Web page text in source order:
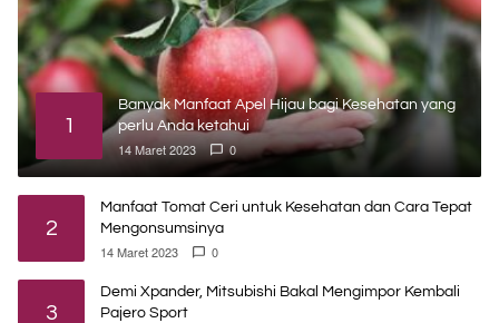
1
Banyak Manfaat Apel Hijau bagi Kesehatan yang
perlu Anda ketahui
14 Maret 2023 0
2
Manfaat Tomat Ceri untuk Kesehatan dan Cara Tepat
Mengonsumsinya
14 Maret 2023 0
3
Demi Xpander, Mitsubishi Bakal Mengimpor Kembali
Pajero Sport